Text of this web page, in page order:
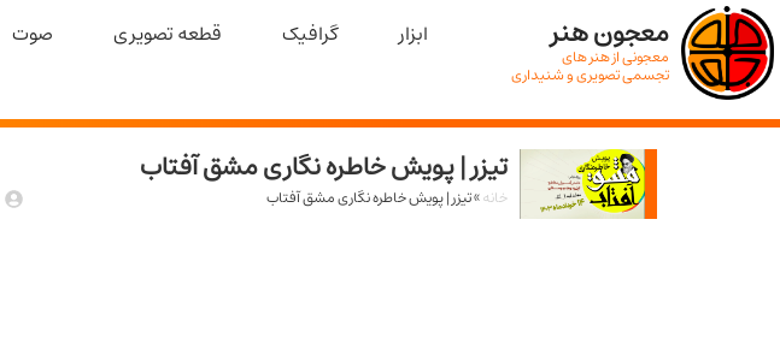
معجون هنر
معجونی از هنر های
تجسمی تصویری و شنیداری
ابزار گرافیک قطعه تصویری صوت
تیزر | پویش خاطره نگاری مشق آفتاب
خانه»تیزر | پویش خاطره نگاری مشق آفتاب